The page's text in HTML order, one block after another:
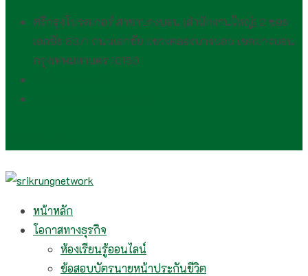
ศรีกรุงโบรคเกอร์ สาขาบางบอน (สำนักงานใหญ่) 2 ซอย
เอกชัย 83/1 ถนนเอกชัย แขวงคลองบางบอน เขตบางบอน
กรุงเทพมหานคร 10150
หน้าหลัก
โอกาสทางธุรกิจ
ห้องเรียนรู้ออนไลน์
ข้อสอบบัตรนายหน้าประกันชีวิต